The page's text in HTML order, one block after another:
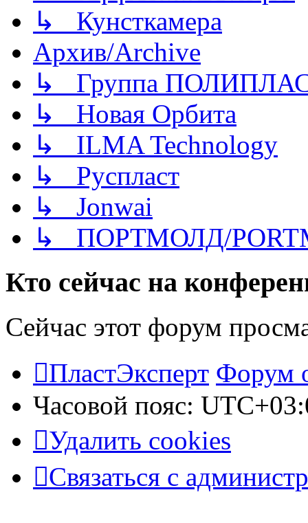
↳ Кунсткамера
Архив/Archive
↳ Группа
↳ Новая Орбита
↳ ILMA Technology
↳ Руспласт
↳ Jonwai
↳ ПОРТМОЛД/
Кто сейчас на
Сейчас этот форум
ПластЭксперт Форум
Часовой пояс:
Удалить cookies
Связаться с